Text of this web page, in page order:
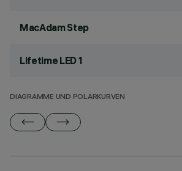
MacAdam Step
Lifetime LED 1
DIAGRAMME UND POLARKURVEN